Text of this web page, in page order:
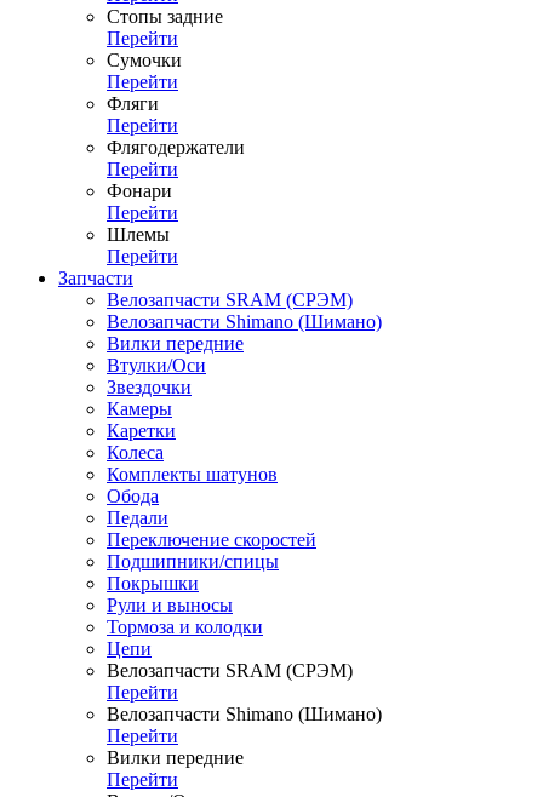
Стопы задние
Перейти
Сумочки
Перейти
Фляги
Перейти
Флягодержатели
Перейти
Фонари
Перейти
Шлемы
Перейти
Запчасти
Велозапчасти SRAM (СРЭМ)
Велозапчасти Shimano (Шимано)
Вилки передние
Втулки/Оси
Звездочки
Камеры
Каретки
Колеса
Комплекты шатунов
Обода
Педали
Переключение скоростей
Подшипники/спицы
Покрышки
Рули и выносы
Тормоза и колодки
Цепи
Велозапчасти SRAM (СРЭМ)
Перейти
Велозапчасти Shimano (Шимано)
Перейти
Вилки передние
Перейти